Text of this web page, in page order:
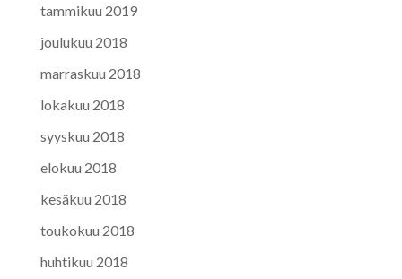
tammikuu 2019
joulukuu 2018
marraskuu 2018
lokakuu 2018
syyskuu 2018
elokuu 2018
kesäkuu 2018
toukokuu 2018
huhtikuu 2018